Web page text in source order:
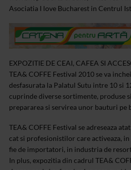
Asociatia I love Bucharest in Centrul
EXPOZITIE DE CEAI, CAFEA SI
TEA& COFFE Festival 2010 se va
desfasurata la Palatul Sutu intre 10 si
cuprinde diverse sortimente, produse
prepararea si servirea unor bauturi pe
TEA& COFFE Festival se adreseaza
cat si profesionistilor care activeaza,
fie de importatori, in industria de
In plus, expozitia din cadrul TEA&